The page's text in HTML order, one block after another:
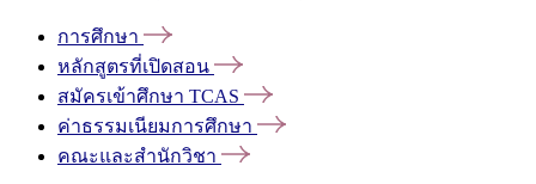
การศึกษา
หลักสูตรที่เปิดสอน
สมัครเข้าศึกษา TCAS
ค่าธรรมเนียมการศึกษา
คณะและสำนักวิชา